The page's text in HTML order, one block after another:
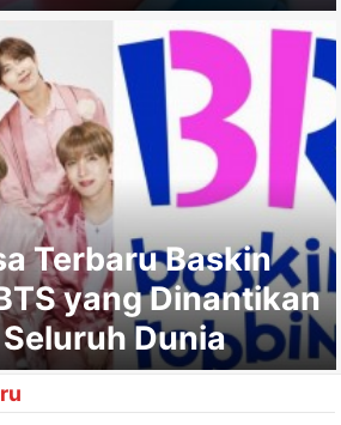
Terbaru Baskin
yang Dinantikan
Dunia